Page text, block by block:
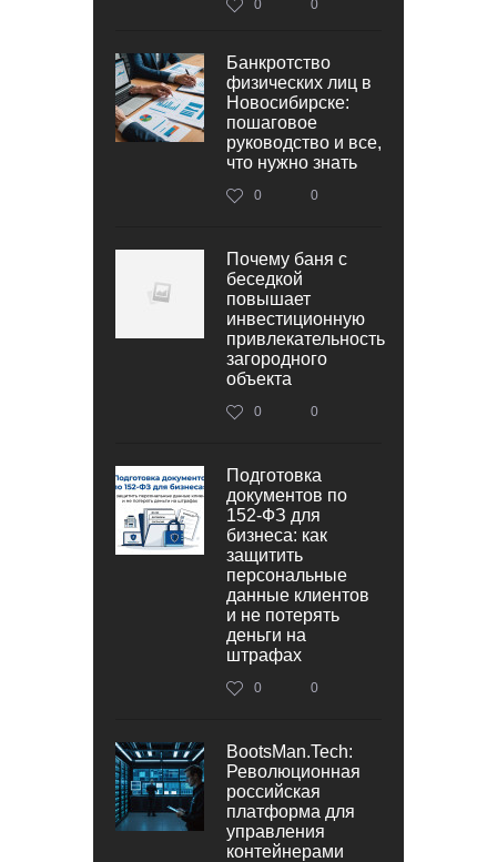
0 0
Банкротство
физических лиц в
Новосибирске:
пошаговое
руководство и все,
что нужно знать
0 0
Почему баня с
беседкой
повышает
инвестиционную
привлекательность
загородного
объекта
0 0
Подготовка
документов по
152‑ФЗ для
бизнеса: как
защитить
персональные
данные клиентов
и не потерять
деньги на
штрафах
0 0
BootsMan.Tech:
Революционная
российская
платформа для
управления
контейнерами